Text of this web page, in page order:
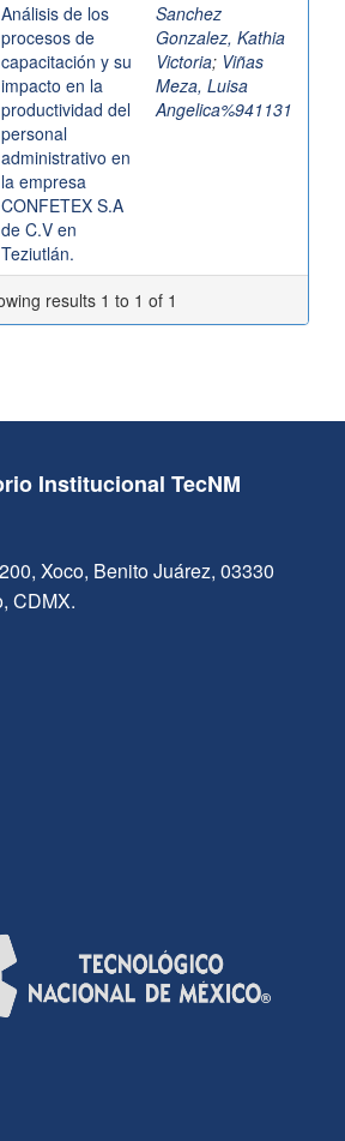
Análisis de los
procesos de
capacitación y su
impacto en la
productividad del
personal
administrativo en
la empresa
CONFETEX S.A
de C.V en
Teziutlán.
Sanchez
Gonzalez, Kathia
Victoria; Viñas
Meza, Luisa
Angelica%941131
results 1 to 1 of 1
Institucional TecNM
Xoco, Benito Juárez, 03330
CDMX.